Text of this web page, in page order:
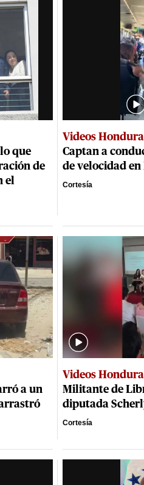
que
de
el
Videos
Captan a
de velocidad
Cortesía
a un
Videos
Militante de
diputada
Cortesía